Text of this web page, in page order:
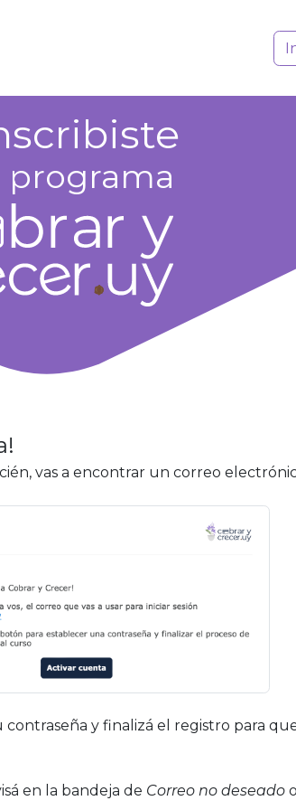
programa
vas a encontrar un correo
contraseña y finalizá el registro para
en la bandeja de Correo no deseado o